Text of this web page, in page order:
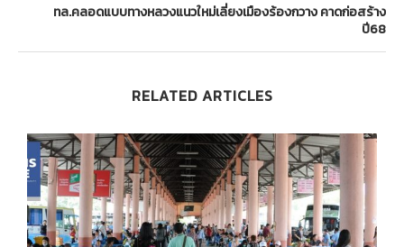
ทล.คลอดแบบทางหลวงแนวใหม่เลี่ยงเมืองร้องกวาง คาดก่อสร้าง
ปี68
RELATED ARTICLES